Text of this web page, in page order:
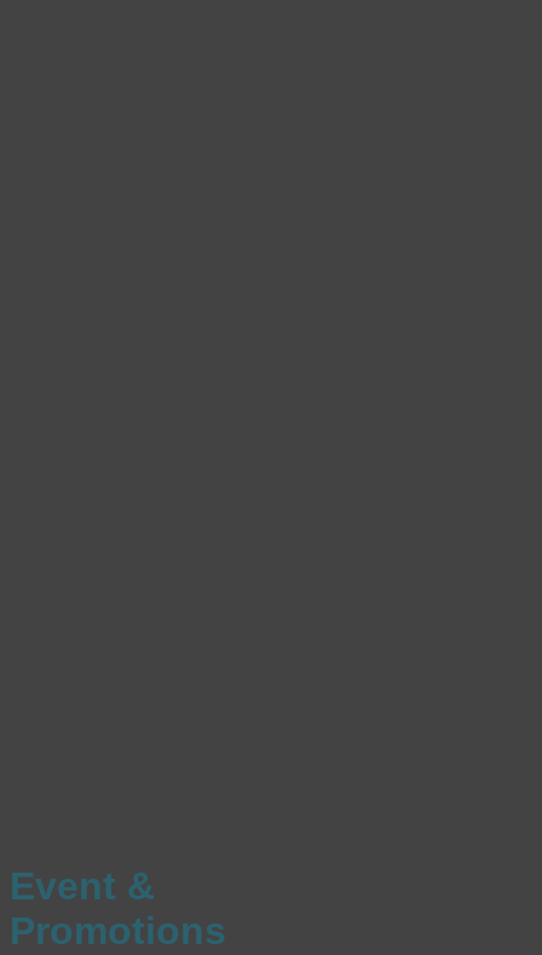
Event &
Promotions